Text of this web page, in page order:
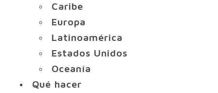
Caribe
Europa
Latinoamérica
Estados Unidos
Oceanía
Qué hacer